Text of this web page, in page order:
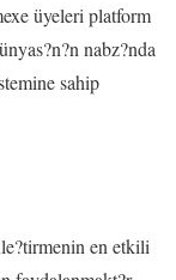
üyeleri platform
nabz?nda
sahip
en etkili